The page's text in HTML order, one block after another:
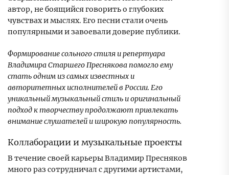
автор, не боящийся говорить о глубоких
чувствах и мыслях. Его песни стали очень
популярными и завоевали доверие публики.
Формирование сольного стиля и репертуара
Владимира Старшего Преснякова помогло ему
стать одним из самых известных и
авторитетных исполнителей в России. Его
уникальный музыкальный стиль и оригинальный
подход к творчеству продолжают привлекать
внимание слушателей и широкую популярность.
Коллаборации и музыкальные проекты
В течение своей карьеры Владимир Пресняков
много раз сотрудничал с другими артистами,